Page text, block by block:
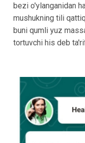
bezi o'ylanganidan
mushukning tili
buni qumli yuz
tortuvchi his deb